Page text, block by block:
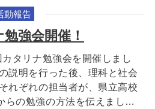
動報告
強会開催！
タリナ勉強会を開催しまし
説明を行った後、理科と社会
れぞれの担当者が、県立高校
らの勉強の方法を伝えまし…